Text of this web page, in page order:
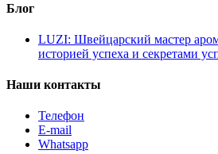
Блог
LUZI: Швейцарский мастер
историей успеха и секретами
Наши контакты
Телефон
E-mail
Whatsapp